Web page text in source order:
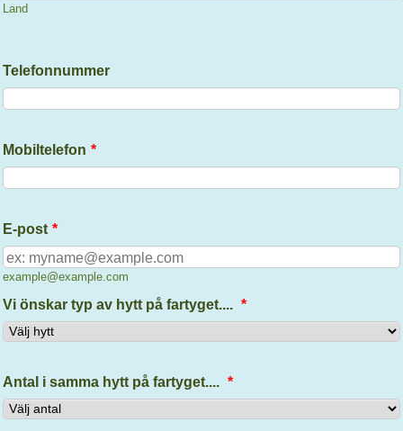
Land
Telefonnummer
Mobiltelefon *
E-post *
example@example.com
Vi önskar typ av hytt på fartyget.... *
Antal i samma hytt på fartyget.... *